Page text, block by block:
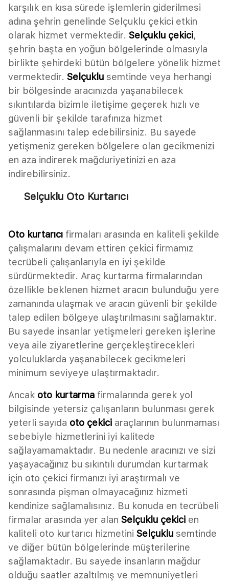
karşılık en kısa sürede işlemlerin giderilmesi
adına şehrin genelinde Selçuklu çekici etkin
olarak hizmet vermektedir. Selçuklu çekici,
şehrin başta en yoğun bölgelerinde olmasıyla
birlikte şehirdeki bütün bölgelere yönelik hizmet
vermektedir. Selçuklu semtinde veya herhangi
bir bölgesinde aracınızda yaşanabilecek
sıkıntılarda bizimle iletişime geçerek hızlı ve
güvenli bir şekilde tarafınıza hizmet
sağlanmasını talep edebilirsiniz. Bu sayede
yetişmeniz gereken bölgelere olan gecikmenizi
en aza indirerek mağduriyetinizi en aza
indirebilirsiniz.
Selçuklu Oto Kurtarıcı
Oto kurtarıcı firmaları arasında en kaliteli şekilde
çalışmalarını devam ettiren çekici firmamız
tecrübeli çalışanlarıyla en iyi şekilde
sürdürmektedir. Araç kurtarma firmalarından
özellikle beklenen hizmet aracın bulunduğu yere
zamanında ulaşmak ve aracın güvenli bir şekilde
talep edilen bölgeye ulaştırılmasını sağlamaktır.
Bu sayede insanlar yetişmeleri gereken işlerine
veya aile ziyaretlerine gerçekleştirecekleri
yolculuklarda yaşanabilecek gecikmeleri
minimum seviyeye ulaştırmaktadır.
Ancak oto kurtarma firmalarında gerek yol
bilgisinde yetersiz çalışanların bulunması gerek
yeterli sayıda oto çekici araçlarının bulunmaması
sebebiyle hizmetlerini iyi kalitede
sağlayamamaktadır. Bu nedenle aracınızı ve sizi
yaşayacağınız bu sıkıntılı durumdan kurtarmak
için oto çekici firmanızı iyi araştırmalı ve
sonrasında pişman olmayacağınız hizmeti
kendinize sağlamalısınız. Bu konuda en tecrübeli
firmalar arasında yer alan Selçuklu çekici en
kaliteli oto kurtarıcı hizmetini Selçuklu semtinde
ve diğer bütün bölgelerinde müşterilerine
sağlamaktadır. Bu sayede insanların mağdur
olduğu saatler azaltılmış ve memnuniyetleri